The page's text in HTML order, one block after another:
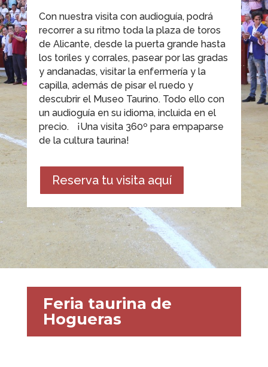
Con nuestra visita con audioguía, podrá
recorrer a su ritmo toda la plaza de toros
de Alicante, desde la puerta grande hasta
los toriles y corrales, pasear por las gradas
y andanadas, visitar la enfermería y la
capilla, además de pisar el ruedo y
descubrir el Museo Taurino. Todo ello con
un audioguía en su idioma, incluida en el
precio. ¡Una visita 360º para empaparse
de la cultura taurina!
Reserva tu visita aquí
Feria taurina de
Hogueras